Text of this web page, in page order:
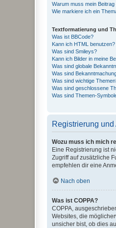
Warum muss mein
Wie markiere ich ein
Textformatierung und
Was ist BBCode?
Kann ich HTML benutzen?
Was sind Smileys?
Kann ich Bilder in meine
Was sind globale
Was sind
Was sind wichtige
Was sind geschlossene
Was sind Themen-
Registrierung
Wozu muss ich mich
Eine Registrierung ist
Zugriff auf zusätzliche
empfehlen dir eine
Nach oben
Was ist COPPA?
COPPA,
Websites, die
unsicher bist, ob dies